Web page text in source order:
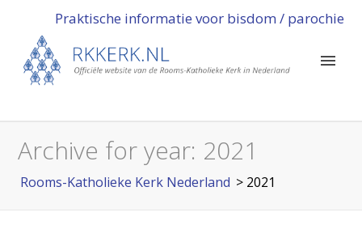
Praktische informatie voor bisdom / parochie
Archive for year: 2021
Rooms-Katholieke Kerk Nederland > 2021